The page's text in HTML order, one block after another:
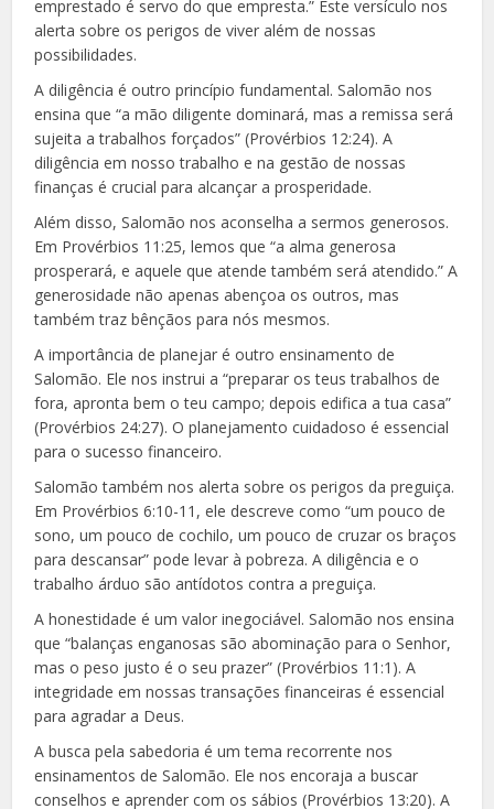
emprestado é servo do que empresta.” Este versículo nos
alerta sobre os perigos de viver além de nossas
possibilidades.
A diligência é outro princípio fundamental. Salomão nos
ensina que “a mão diligente dominará, mas a remissa será
sujeita a trabalhos forçados” (Provérbios 12:24). A
diligência em nosso trabalho e na gestão de nossas
finanças é crucial para alcançar a prosperidade.
Além disso, Salomão nos aconselha a sermos generosos.
Em Provérbios 11:25, lemos que “a alma generosa
prosperará, e aquele que atende também será atendido.” A
generosidade não apenas abençoa os outros, mas
também traz bênçãos para nós mesmos.
A importância de planejar é outro ensinamento de
Salomão. Ele nos instrui a “preparar os teus trabalhos de
fora, apronta bem o teu campo; depois edifica a tua casa”
(Provérbios 24:27). O planejamento cuidadoso é essencial
para o sucesso financeiro.
Salomão também nos alerta sobre os perigos da preguiça.
Em Provérbios 6:10-11, ele descreve como “um pouco de
sono, um pouco de cochilo, um pouco de cruzar os braços
para descansar” pode levar à pobreza. A diligência e o
trabalho árduo são antídotos contra a preguiça.
A honestidade é um valor inegociável. Salomão nos ensina
que “balanças enganosas são abominação para o Senhor,
mas o peso justo é o seu prazer” (Provérbios 11:1). A
integridade em nossas transações financeiras é essencial
para agradar a Deus.
A busca pela sabedoria é um tema recorrente nos
ensinamentos de Salomão. Ele nos encoraja a buscar
conselhos e aprender com os sábios (Provérbios 13:20). A